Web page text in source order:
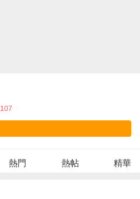
107
熱門 熱帖 精華